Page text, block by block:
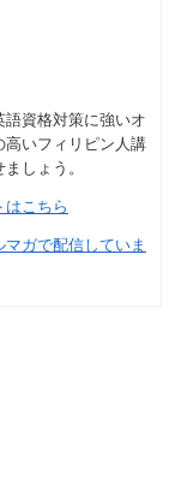
資格対策に強いオ
高いフィリピン人講
しょう。
はこちら
ガで配信していま